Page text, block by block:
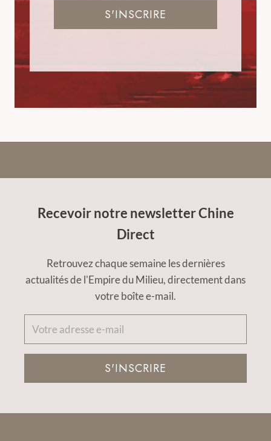
S'INSCRIRE
Recevoir notre newsletter Chine
Direct
Retrouvez chaque semaine les dernières
actualités de l'Empire du Milieu, directement dans
votre boîte e-mail.
S'INSCRIRE